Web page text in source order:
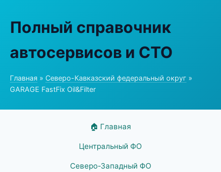
Полный справочник
автосервисов и СТО
Главная » Северо-Кавказский федеральный округ »
GARAGE FastFix Oil&Filter
🏠 Главная
Центральный ФО
Северо-Западный ФО